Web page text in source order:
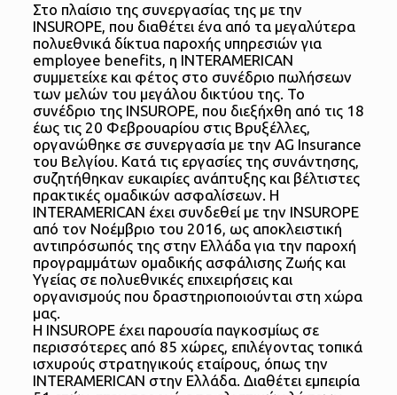
Στο πλαίσιο της συνεργασίας της με την
INSUROPE, που διαθέτει ένα από τα μεγαλύτερα
πολυεθνικά δίκτυα παροχής υπηρεσιών για
employee benefits, η INTERAMERICAN
συμμετείχε και φέτος στο συνέδριο πωλήσεων
των μελών του μεγάλου δικτύου της. Το
συνέδριο της INSUROPE, που διεξήχθη από τις 18
έως τις 20 Φεβρουαρίου στις Βρυξέλλες,
οργανώθηκε σε συνεργασία με την AG Insurance
του Βελγίου. Κατά τις εργασίες της συνάντησης,
συζητήθηκαν ευκαιρίες ανάπτυξης και βέλτιστες
πρακτικές ομαδικών ασφαλίσεων. Η
INTERAMERICAN έχει συνδεθεί με την INSUROPE
από τον Νοέμβριο του 2016, ως αποκλειστική
αντιπρόσωπός της στην Ελλάδα για την παροχή
προγραμμάτων ομαδικής ασφάλισης Ζωής και
Υγείας σε πολυεθνικές επιχειρήσεις και
οργανισμούς που δραστηριοποιούνται στη χώρα
μας.
Η INSUROPE έχει παρουσία παγκοσμίως σε
περισσότερες από 85 χώρες, επιλέγοντας τοπικά
ισχυρούς στρατηγικούς εταίρους, όπως την
INTERAMERICAN στην Ελλάδα. Διαθέτει εμπειρία